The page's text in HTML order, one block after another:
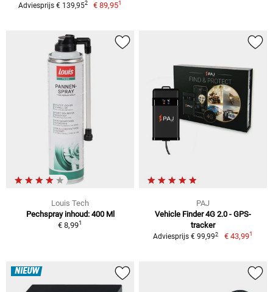
Adviesprijs € 139,952 € 89,951
Louis Tech
Pechspray inhoud: 400 Ml
€ 8,991
PAJ
Vehicle Finder 4G 2.0 - GPS-
tracker
Adviesprijs € 99,992 € 43,991
NIEUW